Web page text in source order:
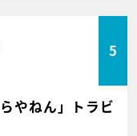
5
やねん」トラビ